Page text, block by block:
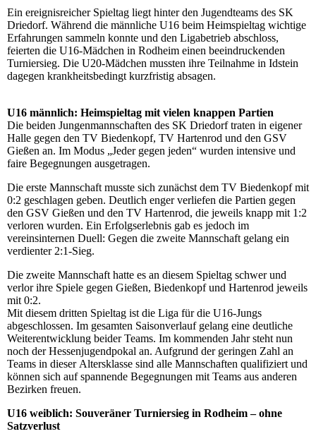
Ein ereignisreicher Spieltag liegt hinter den Jugendteams des SK
Driedorf. Während die männliche U16 beim Heimspieltag wichtige
Erfahrungen sammeln konnte und den Ligabetrieb abschloss,
feierten die U16-Mädchen in Rodheim einen beeindruckenden
Turniersieg. Die U20-Mädchen mussten ihre Teilnahme in Idstein
dagegen krankheitsbedingt kurzfristig absagen.
U16 männlich: Heimspieltag mit vielen knappen Partien
Die beiden Jungenmannschaften des SK Driedorf traten in eigener
Halle gegen den TV Biedenkopf, TV Hartenrod und den GSV
Gießen an. Im Modus „Jeder gegen jeden“ wurden intensive und
faire Begegnungen ausgetragen.
Die erste Mannschaft musste sich zunächst dem TV Biedenkopf mit
0:2 geschlagen geben. Deutlich enger verliefen die Partien gegen
den GSV Gießen und den TV Hartenrod, die jeweils knapp mit 1:2
verloren wurden. Ein Erfolgserlebnis gab es jedoch im
vereinsinternen Duell: Gegen die zweite Mannschaft gelang ein
verdienter 2:1-Sieg.
Die zweite Mannschaft hatte es an diesem Spieltag schwer und
verlor ihre Spiele gegen Gießen, Biedenkopf und Hartenrod jeweils
mit 0:2.
Mit diesem dritten Spieltag ist die Liga für die U16-Jungs
abgeschlossen. Im gesamten Saisonverlauf gelang eine deutliche
Weiterentwicklung beider Teams. Im kommenden Jahr steht nun
noch der Hessenjugendpokal an. Aufgrund der geringen Zahl an
Teams in dieser Altersklasse sind alle Mannschaften qualifiziert und
können sich auf spannende Begegnungen mit Teams aus anderen
Bezirken freuen.
U16 weiblich: Souveräner Turniersieg in Rodheim – ohne
Satzverlust